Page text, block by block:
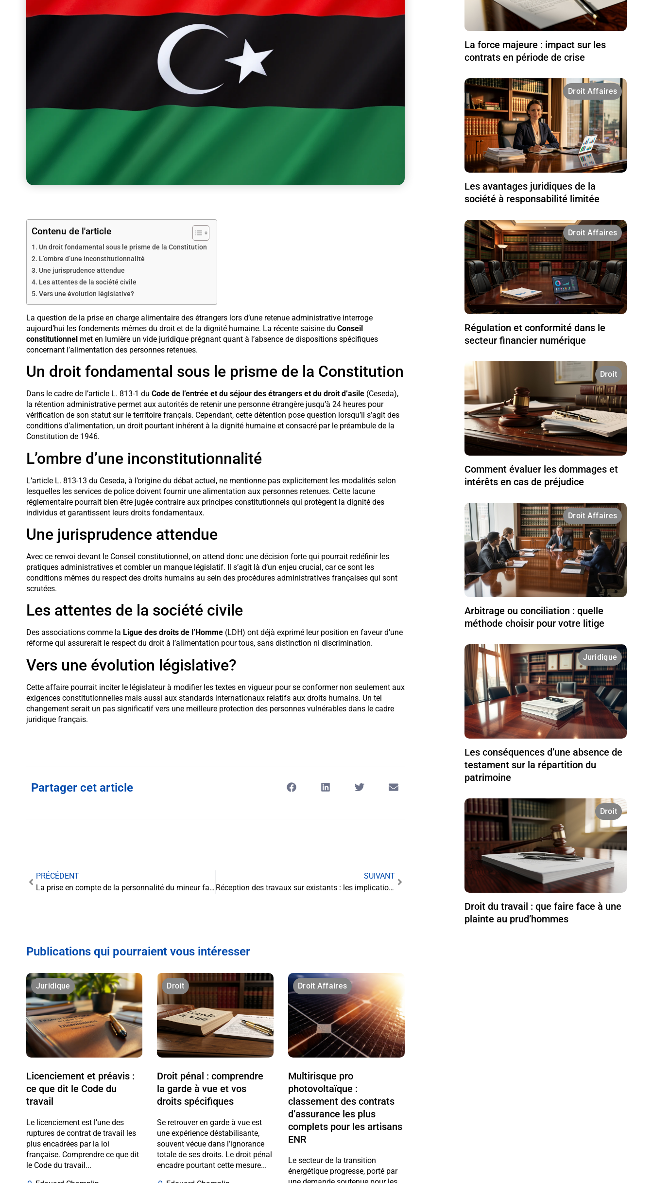
Contenu de l'article
Un droit fondamental sous le prisme de la Constitution
L’ombre d’une inconstitutionnalité
Une jurisprudence attendue
Les attentes de la société civile
Vers une évolution législative?
La question de la prise en charge alimentaire des étrangers lors d’une retenue administrative interroge
aujourd’hui les fondements mêmes du droit et de la dignité humaine. La récente saisine du Conseil
constitutionnelmet en lumière un vide juridique prégnant quant à l’absence de dispositions spécifiques
concernant l’alimentation des personnes retenues.
Un droit fondamental sous le prisme de la Constitution
Dans le cadre de l’article L. 813-1 du Code de l’entrée et du séjour des étrangers et du droit d’asile(Ceseda),
la rétention administrative permet aux autorités de retenir une personne étrangère jusqu’à 24 heures pour
vérification de son statut sur le territoire français. Cependant, cette détention pose question lorsqu’il s’agit des
conditions d’alimentation, un droit pourtant inhérent à la dignité humaine et consacré par le préambule de la
Constitution de 1946.
L’ombre d’une inconstitutionnalité
L’article L. 813-13 du Ceseda, à l’origine du débat actuel, ne mentionne pas explicitement les modalités selon
lesquelles les services de police doivent fournir une alimentation aux personnes retenues. Cette lacune
réglementaire pourrait bien être jugée contraire aux principes constitutionnels qui protègent la dignité des
individus et garantissent leurs droits fondamentaux.
Une jurisprudence attendue
Avec ce renvoi devant le Conseil constitutionnel, on attend donc une décision forte qui pourrait redéfinir les
pratiques administratives et combler un manque législatif. Il s’agit là d’un enjeu crucial, car ce sont les
conditions mêmes du respect des droits humains au sein des procédures administratives françaises qui sont
scrutées.
Les attentes de la société civile
Des associations comme la Ligue des droits de l’Homme(LDH) ont déjà exprimé leur position en faveur d’une
réforme qui assurerait le respect du droit à l’alimentation pour tous, sans distinction ni discrimination.
Vers une évolution législative?
Cette affaire pourrait inciter le législateur à modifier les textes en vigueur pour se conformer non seulement aux
exigences constitutionnelles mais aussi aux standards internationaux relatifs aux droits humains. Un tel
changement serait un pas significatif vers une meilleure protection des personnes vulnérables dans le cadre
juridique français.
Partager cet article
PRÉCÉDENT
La prise en compte de la personnalité du mineur face à l’Article L1521-49 : quelles conséquences ?
SUIVANT
Réception des travaux sur existants : les implications légales
Publications qui pourraient vous intéresser
Juridique
Licenciement et préavis :
ce que dit le Code du
travail
Le licenciement est l’une des
ruptures de contrat de travail les
plus encadrées par la loi
française. Comprendre ce que dit
le Code du travail...
Droit
Droit pénal : comprendre
la garde à vue et vos
droits spécifiques
Se retrouver en garde à vue est
une expérience déstabilisante,
souvent vécue dans l’ignorance
totale de ses droits. Le droit pénal
encadre pourtant cette mesure...
Droit Affaires
Multirisque pro
photovoltaïque :
classement des contrats
d’assurance les plus
complets pour les artisans
ENR
Le secteur de la transition
énergétique progresse, porté par
La force majeure : impact sur les
contrats en période de crise
Droit Affaires
Les avantages juridiques de la
société à responsabilité limitée
Droit Affaires
Régulation et conformité dans le
secteur financier numérique
Droit
Comment évaluer les dommages et
intérêts en cas de préjudice
Droit Affaires
Arbitrage ou conciliation : quelle
méthode choisir pour votre litige
Juridique
Les conséquences d’une absence de
testament sur la répartition du
patrimoine
Droit
Droit du travail : que faire face à une
plainte au prud’hommes